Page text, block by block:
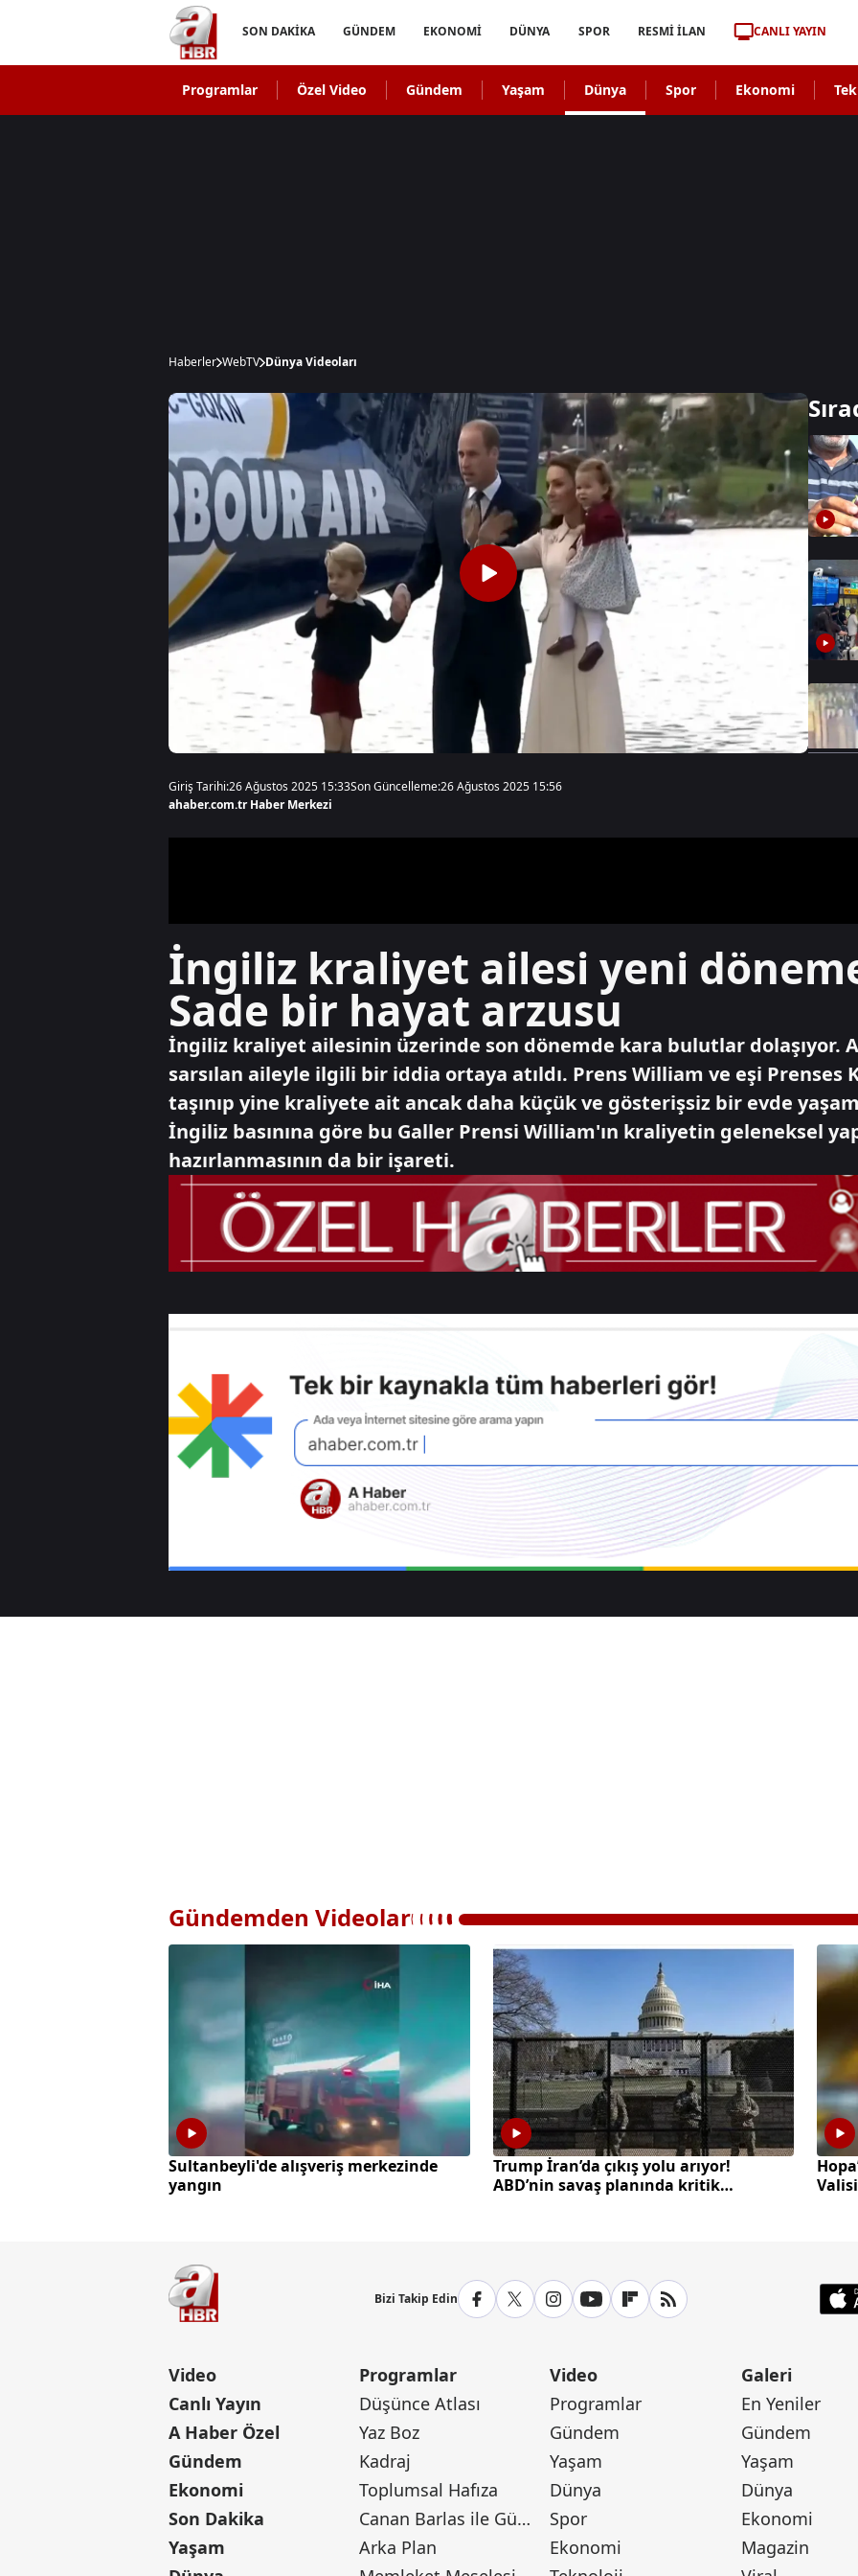
SON DAKİKA GÜNDEM EKONOMİ DÜNYA SPOR RESMİ İLAN CANLI YAYIN
Programlar Özel Video Gündem Yaşam Dünya Spor Ekonomi
Haberler WebTV Dünya Videoları
Giriş Tarihi:26 Ağustos 2025 15:33Son Güncelleme:26 Ağustos 2025 15:56
ahaber.com.tr Haber Merkezi
İngiliz kraliyet ailesi yeni
Sade bir hayat arzusu
İngiliz kraliyet ailesinin üzerinde son dönemde kara bulutlar dolaşıyor.
sarsılan aileyle ilgili bir iddia ortaya atıldı. Prens William ve eşi
taşınıp yine kraliyete ait ancak daha küçük ve gösterişsiz bir evde
İngiliz basınına göre bu Galler Prensi William'ın kraliyetin geleneksel
hazırlanmasının da bir işareti.
Gündemden Videolar
Sultanbeyli'de alışveriş merkezinde
yangın
Trump İran’da çıkış yolu arıyor!
ABD’nin savaş planında kritik
Bizi Takip Edin
Video
Canlı Yayın
A Haber Özel
Gündem
Ekonomi
Son Dakika
Yaşam
Programlar
Düşünce Atlası
Yaz Boz
Kadraj
Toplumsal Hafıza
Canan Barlas ile Gündem
Arka Plan
Video
Programlar
Gündem
Yaşam
Dünya
Spor
Ekonomi
Galeri
En Yeniler
Gündem
Yaşam
Dünya
Ekonomi
Magazin